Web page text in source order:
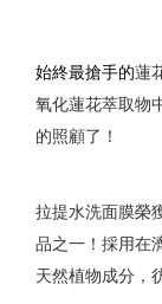
始終最搶手的蓮
氧化蓮花萃取物
的照顧了！
拉提水洗面膜榮
品之一！採用在
天然植物成分，